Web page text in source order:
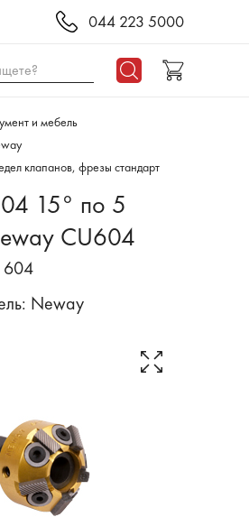
044 223 5000
и мебель
клапанов, фрезы стандарт
15° по 5
CU604
604
Neway